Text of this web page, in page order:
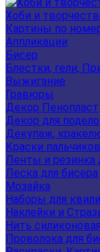
Хоби и
Картины по
Аппликации
Бисер
Блестки, гели,
Выжигание
Гравюры
Декор Пенопласт
Декор для
Декупаж,
Краски
Ленты и резинка
Леска для бисера
Мозайка
Наборы для
Наклейки и
Нить силиконовая
Проволока для